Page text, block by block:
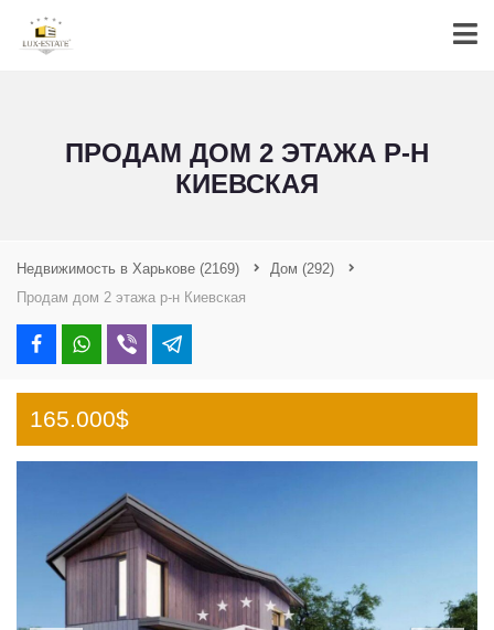
ПРОДАМ ДОМ 2 ЭТАЖА Р-Н
КИЕВСКАЯ
Недвижимость в Харькове (2169) Дом (292)
Продам дом 2 этажа р-н Киевская
165.000$